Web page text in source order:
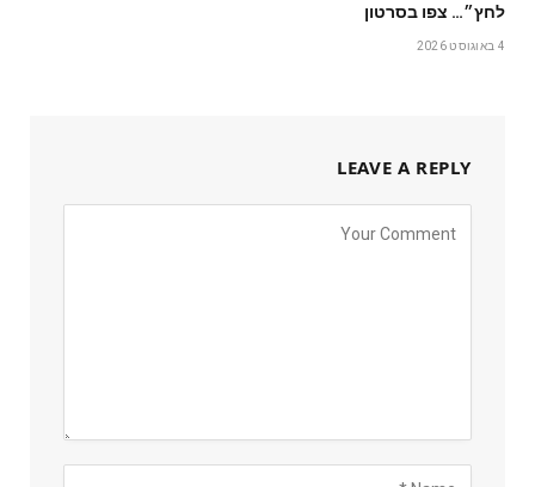
לחץ״… צפו בסרטון
4 באוגוסט 2026
LEAVE A REPLY